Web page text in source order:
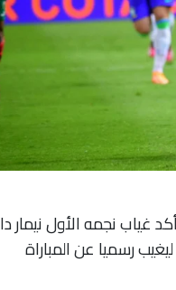
غياب نجمه الأول نيمار دا
رسميا عن المباراة